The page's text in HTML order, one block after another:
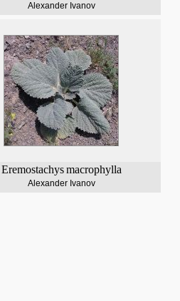
Alexander Ivanov
Eremostachys macrophylla
Alexander Ivanov